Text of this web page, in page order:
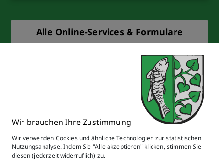
Alle Online-Services & Formulare
Wir brauchen Ihre Zustimmung
Wir verwenden Cookies und ähnliche Technologien zur statistischen
Nutzungsanalyse. Indem Sie "Alle akzeptieren" klicken, stimmen Sie
diesen (jederzeit widerruflich) zu.